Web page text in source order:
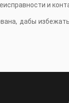
и
дабы